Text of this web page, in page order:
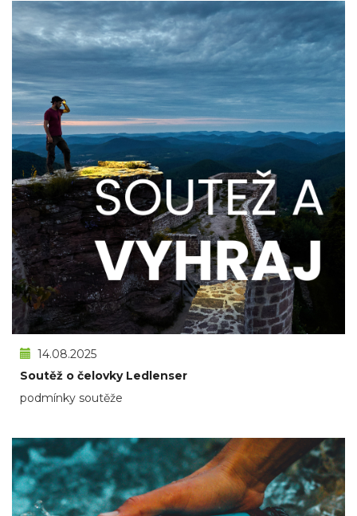
14.08.2025
Soutěž o čelovky Ledlenser
podmínky soutěže